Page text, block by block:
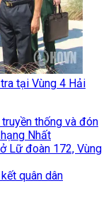
tại Vùng 4 Hải
thống và đón
Nhất
Lữ đoàn 172, Vùng
quân dân